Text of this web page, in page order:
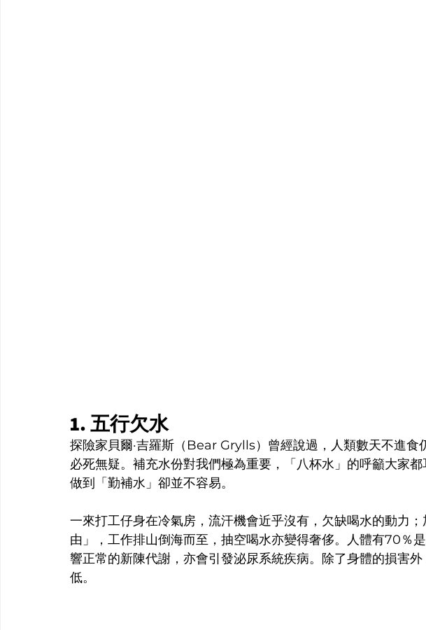
1. 五行欠水
探險家貝爾·吉羅斯（Bear Grylls）曾經說過，人類數天不進食
必死無疑。補充水份對我們極為重要，「八杯水」的呼籲大家
做到「勤補水」卻並不容易。
一來打工仔身在冷氣房，流汗機會近乎沒有，欠缺喝水的動力
由」，工作排山倒海而至，抽空喝水亦變得奢侈。人體有70％
響正常的新陳代謝，亦會引發泌尿系統疾病。除了身體的損害
低。